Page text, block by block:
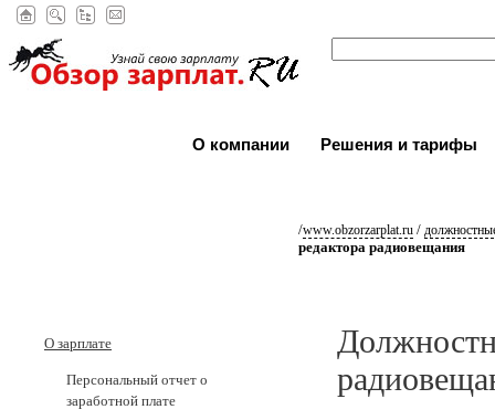
О компании Решения и тарифы
/www.obzorzarplat.ru /
редактора радиовещания
О зарплате
Персональный отчет о
заработной плате